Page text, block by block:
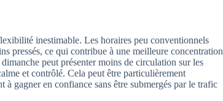
inestimable. Les horaires peu conventionnels
pressés, ce qui contribue à une meilleure concentration
peut présenter moins de circulation sur les
et contrôlé. Cela peut être particulièrement
gagner en confiance sans être submergés par le trafic